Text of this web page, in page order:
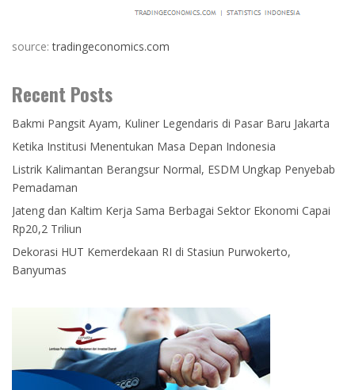
source:tradingeconomics.com
Recent Posts
Bakmi Pangsit Ayam, Kuliner Legendaris di Pasar Baru Jakarta
Ketika Institusi Menentukan Masa Depan Indonesia
Listrik Kalimantan Berangsur Normal, ESDM Ungkap Penyebab
Pemadaman
Jateng dan Kaltim Kerja Sama Berbagai Sektor Ekonomi Capai
Rp20,2 Triliun
Dekorasi HUT Kemerdekaan RI di Stasiun Purwokerto,
Banyumas